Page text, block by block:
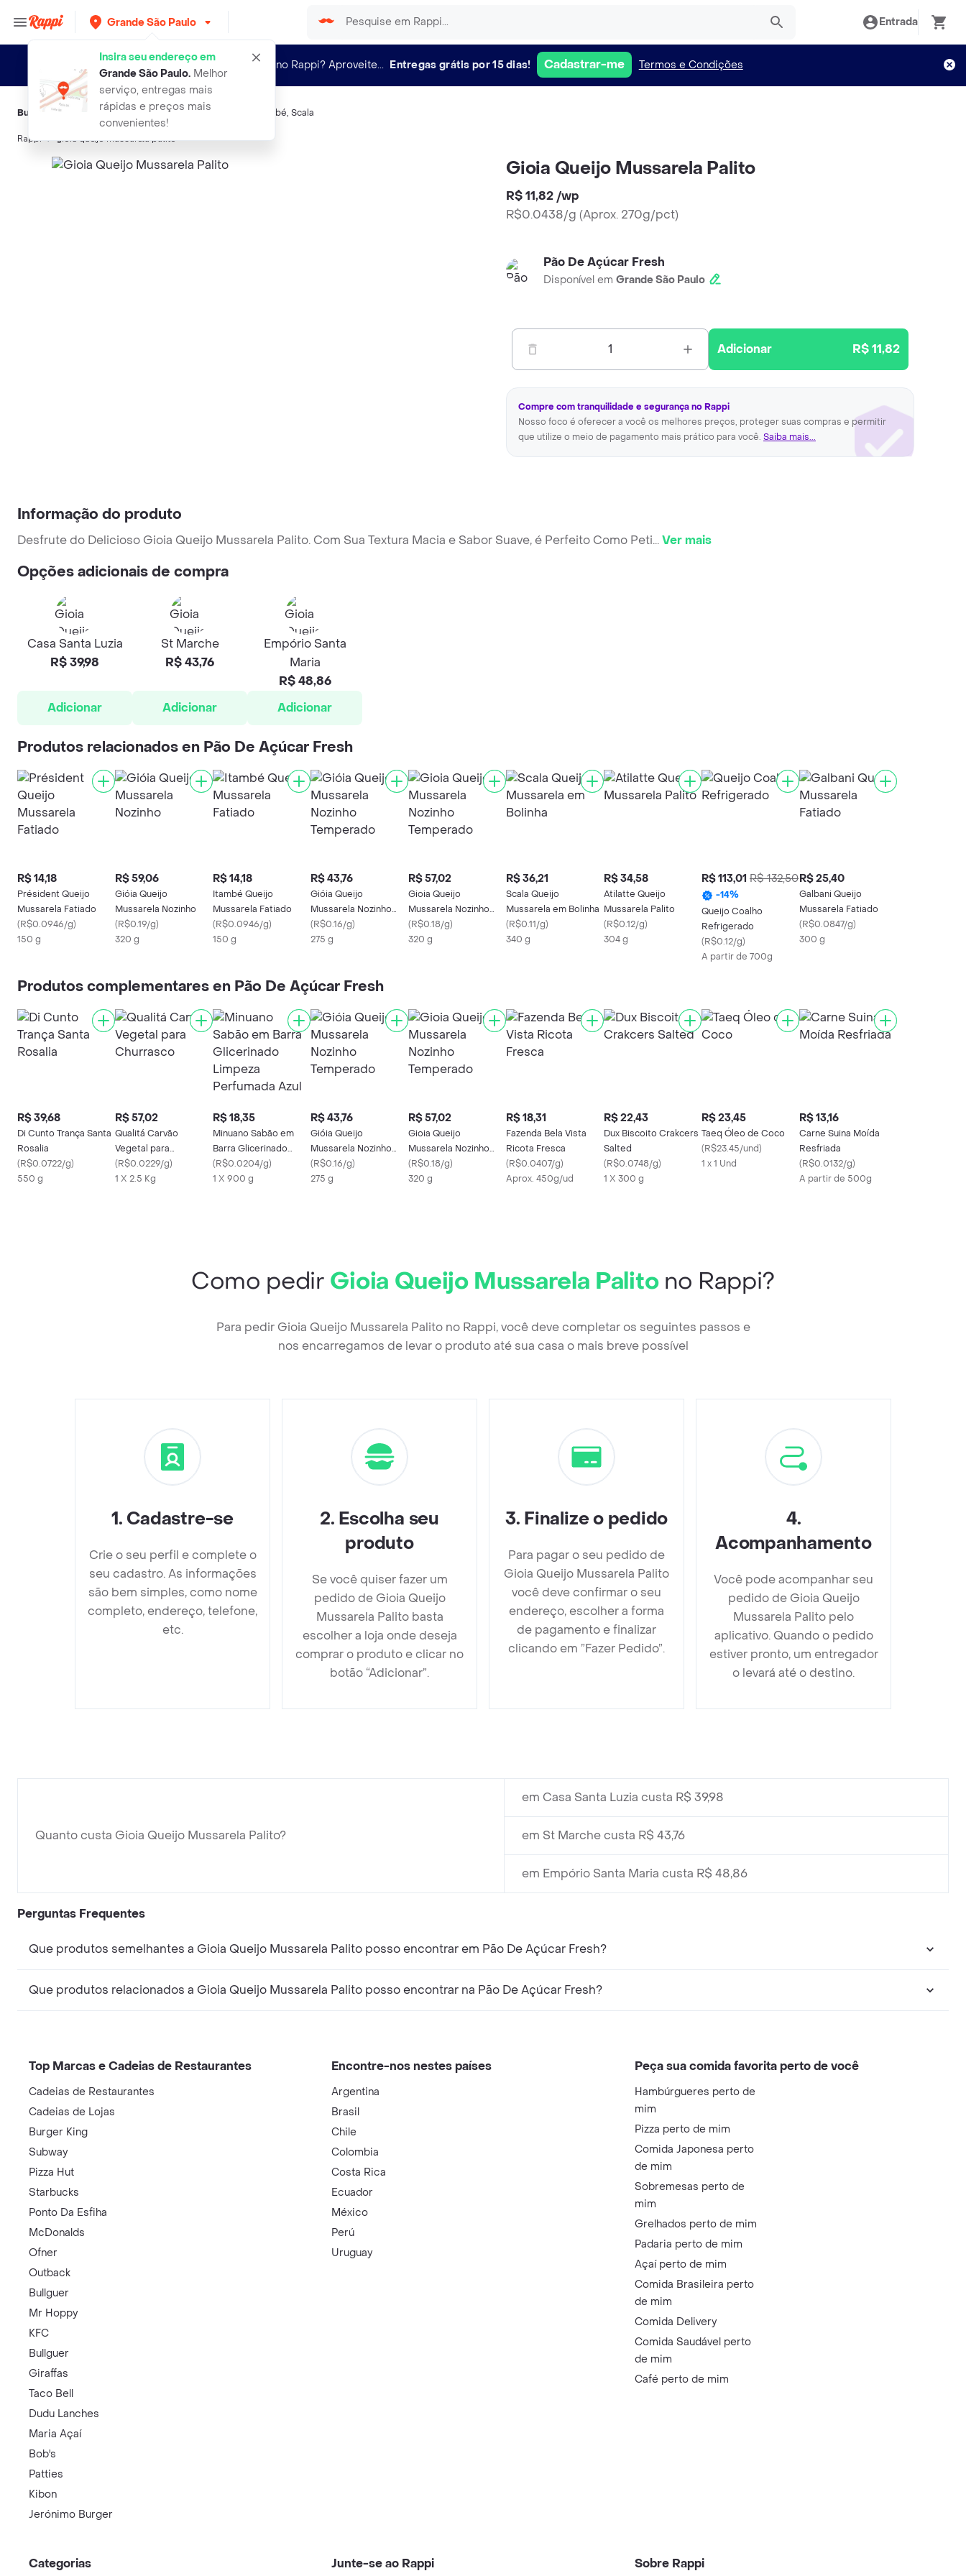
Grande São Paulo
Insira seu endereço em
Grande São Paulo.Melhor
serviço, entregas mais
rápidas e preços mais
convenientes!
Entrada
Novo no Rappi? Aproveite... Entregas grátis por 15 dias! Cadastrar-me Termos e Condições
Buscas relacionadas:Queijos frescos,Gioia,Président Itambé, Scala
Rappi gioia queijo mussarela palito
Gioia Queijo Mussarela Palito
R$ 11,82 /wp
R$0.0438/g (Aprox. 270g/pct)
Pão De Açúcar Fresh
Disponível em Grande São Paulo
1 Adicionar R$ 11,82
Compre com tranquilidade e segurança no Rappi
Nosso foco é oferecer a você os melhores preços, proteger suas compras e permitir
que utilize o meio de pagamento mais prático para você. Saiba mais...
Informação do produto
Desfrute do Delicioso Gioia Queijo Mussarela Palito. Com Sua Textura Macia e Sabor Suave, é Perfeito Como Peti...Ver mais
Opções adicionais de compra
Casa Santa Luzia
R$ 39,98
Adicionar
St Marche
R$ 43,76
Adicionar
Empório Santa
Maria
R$ 48,86
Adicionar
Produtos relacionados en Pão De Açúcar Fresh
R$ 14,18
Président Queijo
Mussarela Fatiado
(R$0.0946/g)
150 g
R$ 59,06
Gióia Queijo
Mussarela Nozinho
(R$0.19/g)
320 g
R$ 14,18
Itambé Queijo
Mussarela Fatiado
(R$0.0946/g)
150 g
R$ 43,76
Gióia Queijo
Mussarela Nozinho
Temperado
(R$0.16/g)
275 g
R$ 57,02
Gioia Queijo
Mussarela Nozinho
Temperado
(R$0.18/g)
320 g
R$ 36,21
Scala Queijo
Mussarela em Bolinha
(R$0.11/g)
340 g
R$ 34,58
Atilatte Queijo
Mussarela Palito
(R$0.12/g)
304 g
R$ 113,01 R$ 132,50
-14%
Queijo Coalho
Refrigerado
(R$0.12/g)
A partir de 700g
R$ 25,40
Galbani Queijo
Mussarela Fatiado
(R$0.0847/g)
300 g
Produtos complementares en Pão De Açúcar Fresh
R$ 39,68
Di Cunto Trança Santa
Rosalia
(R$0.0722/g)
550 g
R$ 57,02
Qualitá Carvão
Vegetal para
Churrasco
(R$0.0229/g)
1 X 2.5 Kg
R$ 18,35
Minuano Sabão em
Barra Glicerinado
Limpeza Perfumada
Azul
(R$0.0204/g)
1 X 900 g
R$ 43,76
Gióia Queijo
Mussarela Nozinho
Temperado
(R$0.16/g)
275 g
R$ 57,02
Gioia Queijo
Mussarela Nozinho
Temperado
(R$0.18/g)
320 g
R$ 18,31
Fazenda Bela Vista
Ricota Fresca
(R$0.0407/g)
Aprox. 450g/ud
R$ 22,43
Dux Biscoito Crakcers
Salted
(R$0.0748/g)
1 X 300 g
R$ 23,45
Taeq Óleo de Coco
(R$23.45/und)
1 x 1 Und
R$ 13,16
Carne Suina Moída
Resfriada
(R$0.0132/g)
A partir de 500g
Como pedir Gioia Queijo Mussarela Palitono Rappi?
Para pedir Gioia Queijo Mussarela Palito no Rappi, você deve completar os seguintes passos e
nos encarregamos de levar o produto até sua casa o mais breve possível
1. Cadastre-se
Crie o seu perfil e complete o
seu cadastro. As informações
são bem simples, como nome
completo, endereço, telefone,
etc.
2. Escolha seu
produto
Se você quiser fazer um
pedido de Gioia Queijo
Mussarela Palito basta
escolher a loja onde deseja
comprar o produto e clicar no
botão “Adicionar”.
3. Finalize o pedido
Para pagar o seu pedido de
Gioia Queijo Mussarela Palito
você deve confirmar o seu
endereço, escolher a forma
de pagamento e finalizar
clicando em ”Fazer Pedido”.
4.
Acompanhamento
Você pode acompanhar seu
pedido de Gioia Queijo
Mussarela Palito pelo
aplicativo. Quando o pedido
estiver pronto, um entregador
o levará até o destino.
Quanto custa Gioia Queijo Mussarela Palito?
em Casa Santa Luzia custa R$ 39,98
em St Marche custa R$ 43,76
em Empório Santa Maria custa R$ 48,86
Perguntas Frequentes
Que produtos semelhantes a Gioia Queijo Mussarela Palito posso encontrar em Pão De Açúcar Fresh?
Que produtos relacionados a Gioia Queijo Mussarela Palito posso encontrar na Pão De Açúcar Fresh?
Top Marcas e Cadeias de Restaurantes
Cadeias de Restaurantes
Cadeias de Lojas
Burger King
Subway
Pizza Hut
Starbucks
Ponto Da Esfiha
McDonalds
Ofner
Outback
Bullguer
Mr Hoppy
KFC
Bullguer
Giraffas
Taco Bell
Dudu Lanches
Maria Açaí
Bob's
Patties
Kibon
Jerónimo Burger
Encontre-nos nestes países
Argentina
Brasil
Chile
Colombia
Costa Rica
Ecuador
México
Perú
Uruguay
Peça sua comida favorita perto de você
Hambúrgueres perto de
mim
Pizza perto de mim
Comida Japonesa perto
de mim
Sobremesas perto de
mim
Grelhados perto de mim
Padaria perto de mim
Açaí perto de mim
Comida Brasileira perto
de mim
Comida Delivery
Comida Saudável perto
de mim
Café perto de mim
Categorias Junte-se ao Rappi Sobre Rappi